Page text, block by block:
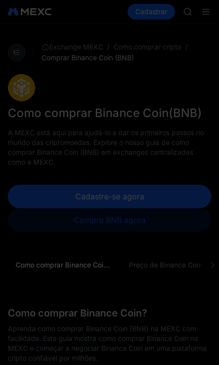
Mercados Spot Futuros
Cadastrar
CAP
Exchange MEXC / Como comprar cripto /
Comprar Binance Coin (BNB)
Como comprar Binance Coin(BNB)
A MEXC está aqui para ajudá-lo a dar os primeiros passos no
mundo das criptomoedas. Explore o nosso guia de como
comprar Binance Coin (BNB) em exchanges centralizadas
como a MEXC.
Cadastre-se agora
Compre BNB agora
Como comprar Binance Coin (BNB) Preço de Binance Coin
Como comprar Binance Coin?
Aprenda como comprar Binance Coin (BNB) na MEXC com
facilidade. Este guia mostra como comprar Binance Coin na
MEXC e começar a negociar Binance Coin em uma plataforma
cripto confiável por milhões.